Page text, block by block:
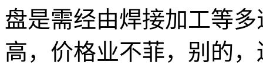
盘是需经由焊接加工等
高，价格业不菲，别的